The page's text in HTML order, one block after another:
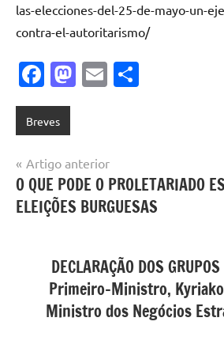
las-elecciones-del-25-de-mayo-un-
contra-el-autoritarismo/
Facebook
Mastodon
Email
Breves
Navegação
de
artigos
Artigo anterior
O QUE PODE O PROLETARIADO
ELEIÇÕES BURGUESAS
DECLARAÇÃO DOS
Primeiro-Ministro,
Ministro dos Negócios